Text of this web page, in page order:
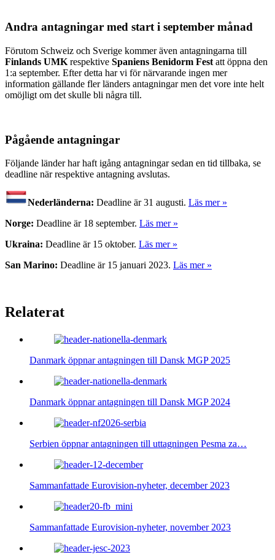
Andra antagningar med start i september månad
Förutom Schweiz och Sverige kommer även antagningarna till
Finlands UMK respektive Spaniens Benidorm Fest att öppna den
1:a september. Efter detta har vi för närvarande ingen mer
information gällande fler länders antagningar men det vore inte helt
omöjligt om det skulle bli några till.
Pågående antagningar
Följande länder har haft igång antagningar sedan en tid tillbaka, se
deadline när respektive antagning avslutas.
Nederländerna: Deadline är 31 augusti. Läs mer »
Norge: Deadline är 18 september. Läs mer »
Ukraina: Deadline är 15 oktober. Läs mer »
San Marino: Deadline är 15 januari 2023. Läs mer »
Relaterat
Danmark öppnar antagningen till Dansk MGP 2025
Danmark öppnar antagningen till Dansk MGP 2024
Serbien öppnar antagningen till uttagningen Pesma za…
Sammanfattade Eurovision-nyheter, december 2023
Sammanfattade Eurovision-nyheter, november 2023